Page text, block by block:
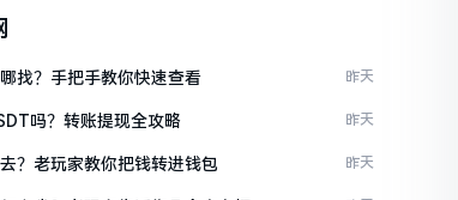
找？手把手教你快速查看 昨天
吗？转账提现全攻略 昨天
？老玩家教你把钱转进钱包 昨天